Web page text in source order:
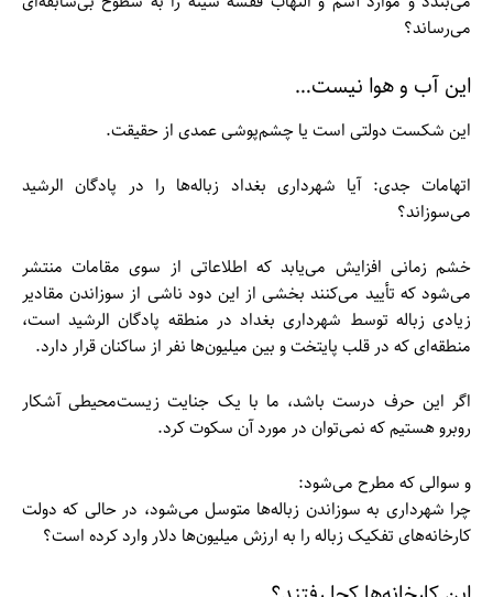
می‌رساند؟
این آب و هوا نیست…
این شکست دولتی است یا چشم‌پوشی عمدی از حقیقت.
اتهامات جدی: آیا شهرداری بغداد زباله‌ها را در پادگان الرشید
می‌سوزاند؟
خشم زمانی افزایش می‌یابد که اطلاعاتی از سوی مقامات منتشر
می‌شود که تأیید می‌کنند بخشی از این دود ناشی از سوزاندن مقادیر
زیادی زباله توسط شهرداری بغداد در منطقه پادگان الرشید است،
منطقه‌ای که در قلب پایتخت و بین میلیون‌ها نفر از ساکنان قرار دارد.
اگر این حرف درست باشد، ما با یک جنایت زیست‌محیطی آشکار
روبرو هستیم که نمی‌توان در مورد آن سکوت کرد.
و سوالی که مطرح می‌شود:
چرا شهرداری به سوزاندن زباله‌ها متوسل می‌شود، در حالی که دولت
کارخانه‌های تفکیک زباله را به ارزش میلیون‌ها دلار وارد کرده است؟